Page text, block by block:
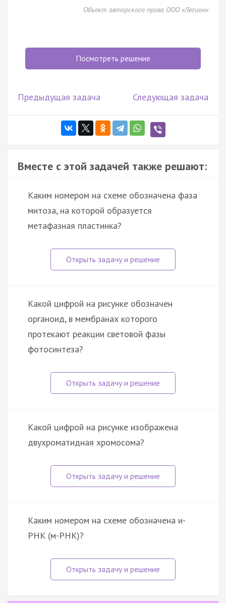
Объект авторского права ООО «Легион»
Посмотреть решение
Предыдущая задача Следующая задача
Вместе с этой задачей также решают:
Каким номером на схеме обозначена фаза
митоза, на которой образуется
метафазная пластинка?
Какой цифрой на рисунке обозначен
органоид, в мембранах которого
протекают реакции световой фазы
фотосинтеза?
Какой цифрой на рисунке изображена
двухроматидная хромосома?
Каким номером на схеме обозначена и-
РНК (м-РНК)?